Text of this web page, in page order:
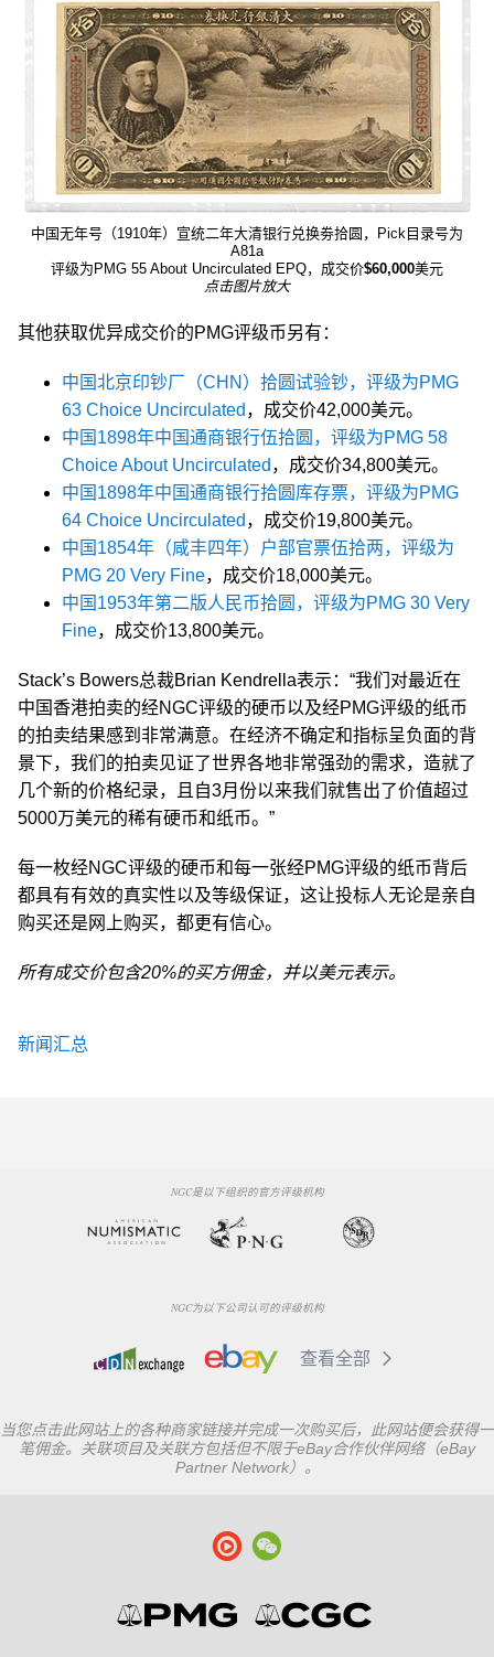
中国无年号（1910年）宣统二年大清银行兑换劵拾圆，Pick目录号为
A81a
评级为PMG 55 About Uncirculated EPQ，成交价$60,000美元
点击图片放大
其他获取优异成交价的PMG评级币另有：
中国北京印钞厂（CHN）拾圆试验钞，评级为PMG
63 Choice Uncirculated ，成交价42,000美元。
中国1898年中国通商银行伍拾圆，评级为PMG 58
Choice About Uncirculated ，成交价34,800美元。
中国1898年中国通商银行拾圆库存票，评级为PMG
64 Choice Uncirculated ，成交价19,800美元。
中国1854年（咸丰四年）户部官票伍拾两，评级为
PMG 20 Very Fine，成交价18,000美元。
中国1953年第二版人民币拾圆，评级为PMG 30 Very
Fine，成交价13,800美元。
Stack’s Bowers总裁Brian Kendrella表示：“我们对最近在
中国香港拍卖的经NGC评级的硬币以及经PMG评级的纸币
的拍卖结果感到非常满意。在经济不确定和指标呈负面的背
景下，我们的拍卖见证了世界各地非常强劲的需求，造就了
几个新的价格纪录，且自3月份以来我们就售出了价值超过
5000万美元的稀有硬币和纸币。”
每一枚经NGC评级的硬币和每一张经PMG评级的纸币背后
都具有有效的真实性以及等级保证，这让投标人无论是亲自
购买还是网上购买，都更有信心。
所有成交价包含20%的买方佣金，并以美元表示。
新闻汇总
NGC是以下组织的官方评级机构
NGC为以下公司认可的评级机构
查看全部
当您点击此网站上的各种商家链接并完成一次购买后，此网站便会获得一
笔佣金。关联项目及关联方包括但不限于eBay合作伙伴网络（eBay
Partner Network）。